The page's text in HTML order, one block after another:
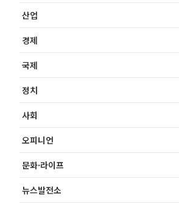
산업
경제
국제
정치
사회
오피니언
문화·라이프
뉴스발전소